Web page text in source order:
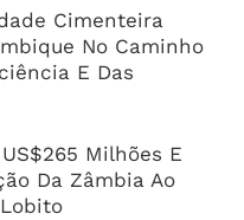
Cimenteira
No Caminho
E Das
Milhões E
Da Zâmbia Ao